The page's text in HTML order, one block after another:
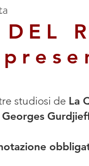
studiosi de La
Georges